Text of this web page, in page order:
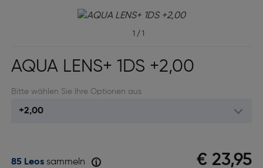
1 / 1
AQUA LENS+ 1DS +2,00
Bitte wählen Sie Ihre Optionen aus
€ 23,95
85 Leossammeln